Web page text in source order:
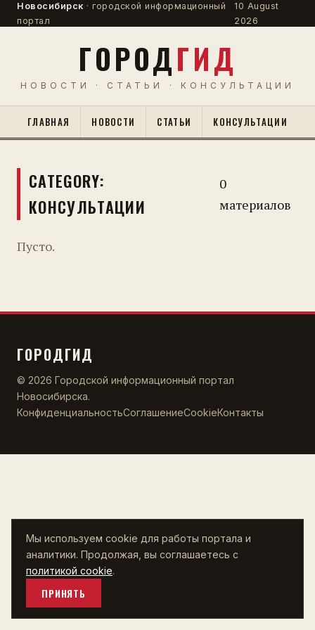
Новосибирск · городской информационный
портал
10 August
2026
ГОРОДГИД
НОВОСТИ · СТАТЬИ · КОНСУЛЬТАЦИИ
ГЛАВНАЯ НОВОСТИ СТАТЬИ КОНСУЛЬТАЦИИ
CATEGORY:
КОНСУЛЬТАЦИИ
0
материалов
Пусто.
ГОРОДГИД
© 2026 Городской информационный портал
Новосибирска.
КонфиденциальностьСоглашениеCookieКонтакты
Мы используем cookie для работы портала и
аналитики. Продолжая, вы соглашаетесь с
политикой cookie.
ПРИНЯТЬ